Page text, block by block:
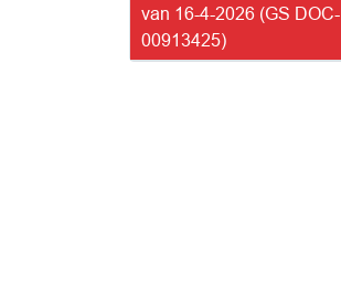
van 16-4-2026 (GS DOC-
00913425)